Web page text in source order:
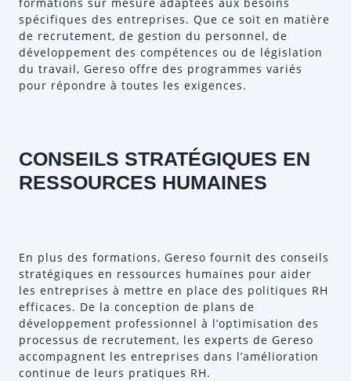
spécifiques des entreprises. Que ce soit en matière
de recrutement, de gestion du personnel, de
développement des compétences ou de législation
du travail, Gereso offre des programmes variés
pour répondre à toutes les exigences.
CONSEILS STRATÉGIQUES EN
RESSOURCES HUMAINES
En plus des formations, Gereso fournit des conseils
stratégiques en ressources humaines pour aider
les entreprises à mettre en place des politiques RH
efficaces. De la conception de plans de
développement professionnel à l’optimisation des
processus de recrutement, les experts de Gereso
accompagnent les entreprises dans l’amélioration
continue de leurs pratiques RH.